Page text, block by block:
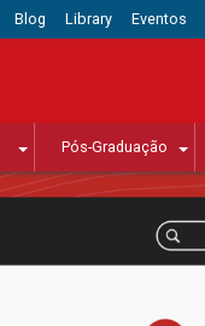
Blog Library Eventos
Pós-Graduação